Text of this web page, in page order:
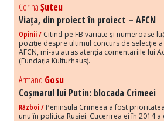
CorinaȘuteu
Viața, din proiect în proiect – AFCN
Opinii / Citind pe FB variate și numeroase
poziție despre ultimul concurs de selecție
AFCN, mi-au atras atenția comentariile lui
(Fundația Kulturhaus).
Armand Gosu
Coșmarul lui Putin: blocada Crimeei
Război / Peninsula Crimeea a fost
unu în politica Rusiei. Cucerirea ei în 2014